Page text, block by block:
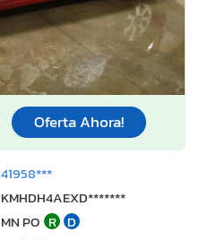
Oferta Ahora!
41958***
KMHDH4AEXD*******
MN PO R D